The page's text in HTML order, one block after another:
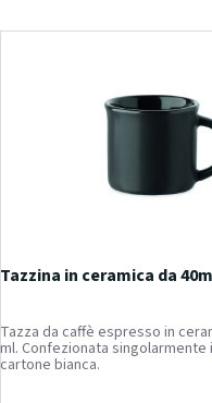
Tazzina in ceramica da
Tazza da caffè espresso in
ml. Confezionata singolarmente
cartone bianca.